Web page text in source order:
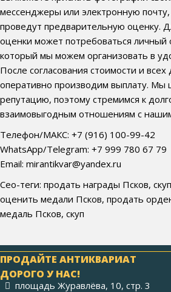
мессенджеры или электронную
проведут предварительную оценку.
оценки может потребоваться личный
который мы можем организовать в
После согласования стоимости и
оперативно производим выплату.
репутацию, поэтому стремимся к
взаимовыгодным отношениям с
Телефон/МАКС: +7 (916) 100-99-42
WhatsApp/Telegram: +7 999 780 67 79
Email: mirantikvar@yandex.ru
Сео-теги: продать награды Псков,
оценить медали Псков, продать
медаль Псков, скуп
ПРОДАЙТЕ АНТИКВАРИАТ
ДОРОГО У НАС!
площадь Журавлёва, 10, стр. 3